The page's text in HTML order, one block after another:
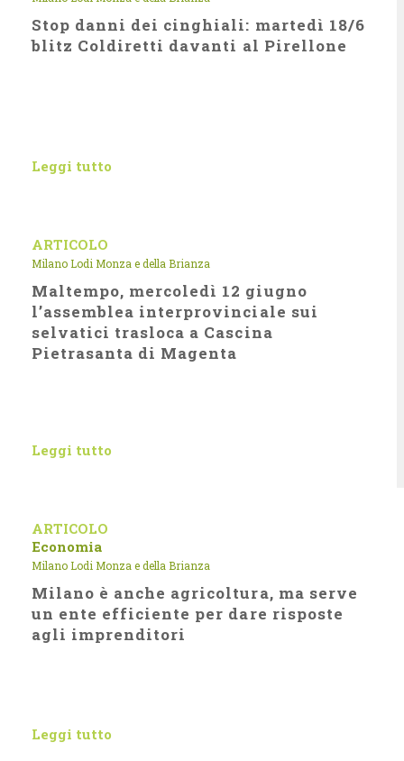
Stop danni dei cinghiali: martedì 18/6
blitz Coldiretti davanti al Pirellone
Leggi tutto
ARTICOLO
Milano Lodi Monza e della Brianza
Maltempo, mercoledì 12 giugno
l’assemblea interprovinciale sui
selvatici trasloca a Cascina
Pietrasanta di Magenta
Leggi tutto
ARTICOLO
Economia
Milano Lodi Monza e della Brianza
Milano è anche agricoltura, ma serve
un ente efficiente per dare risposte
agli imprenditori
Leggi tutto